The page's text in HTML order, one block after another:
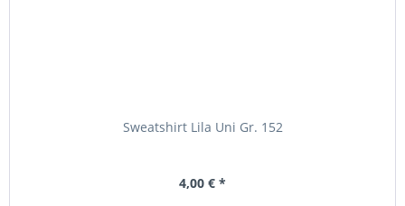
Sweatshirt Lila Uni Gr. 152
4,00 € *